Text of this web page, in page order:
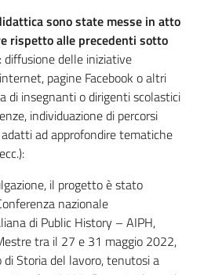
sono state messe in atto
rispetto alle precedenti sotto
diffusione delle iniziative
pagine Facebook o altri
di insegnanti o dirigenti scolastici
individuazione di percorsi
ad approfondire tematiche
il progetto è stato
nazionale
di Public History – AIPH,
tra il 27 e 31 maggio 2022,
Storia del lavoro, tenutosi a